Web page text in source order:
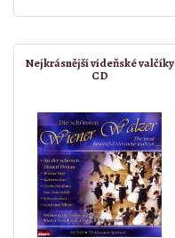
Nejkrásnější vídeňské valčíky
CD